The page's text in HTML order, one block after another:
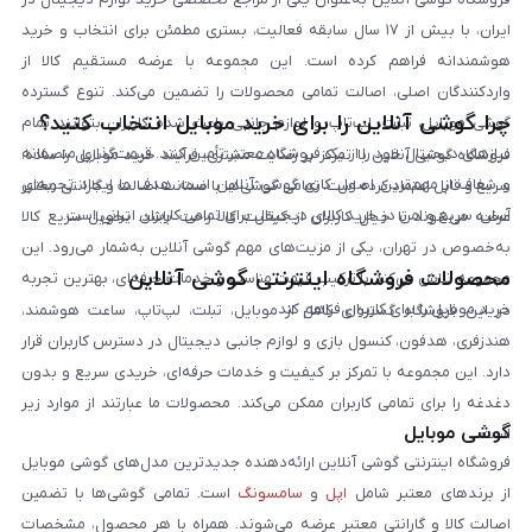
ایران، با بیش از ۱۷ سال سابقه فعالیت، بستری مطمئن برای انتخاب و خرید
هوشمندانه فراهم کرده است. این مجموعه با عرضه مستقیم کالا از
واردکنندگان اصلی، اصالت تمامی محصولات را تضمین می‌کند. تنوع گسترده
گوشی موبایل، تبلت، لپ‌تاپ و لوازم جانبی باعث شده کاربران بتوانند تمام
نیازهای دیجیتال خود را از یک فروشگاه معتبر تأمین کنند. قیمت‌گذاری منصفانه
و شفاف از مهم‌ترین اصول کاری گوشی آنلاین است. هدف ما ایجاد تجربه‌ای
آسان، سریع و امن در خرید کالای دیجیتال برای تمامی کاربران ایرانی است.
چرا گوشی آنلاین را برای خرید موبایل انتخاب کنید؟
فروشگاه گوشی آنلاین با تمرکز بر رضایت مشتری، فرآیند خرید موبایل را ساده،
سریع و قابل اعتماد کرده است. تمامی گوشی‌ها با ضمانت اصالت و گارانتی معتبر
عرضه می‌شوند تا خیال کاربران از کیفیت کالا راحت باشد. تحویل سریع کالا
به‌خصوص در تهران، یکی از مزیت‌های مهم گوشی آنلاین به‌شمار می‌رود. این
مجموعه تلاش می‌کند با ترکیب قیمت مناسب و خدمات حرفه‌ای، بهترین تجربه
خرید موبایل را برای کاربران فراهم کند.
محصولات فروشگاه اینترنتی گوشی آنلاین
در این فروشگاه گستره‌ای کامل از موبایل، تبلت، لپ‌تاپ، ساعت هوشمند،
هندزفری، هدفون، کنسول بازی و لوازم جانبی دیجیتال در دسترس کاربران قرار
دارد. این مجموعه با تمرکز بر کیفیت و خدمات حرفه‌ای، خریدی سریع و بدون
دغدغه را برای تمامی کاربران ممکن می‌کند. محصولات ما عبارتند از موارد زیر
است:
گوشی موبایل
فروشگاه اینترنتی گوشی آنلاین ارائه‌دهنده جدیدترین مدل‌های گوشی موبایل
از برندهای معتبر شامل اپل و سامسونگ است. تمامی گوشی‌ها با تضمین
اصالت کالا و گارانتی معتبر عرضه می‌شوند. همراه با هر محصول، مشخصات